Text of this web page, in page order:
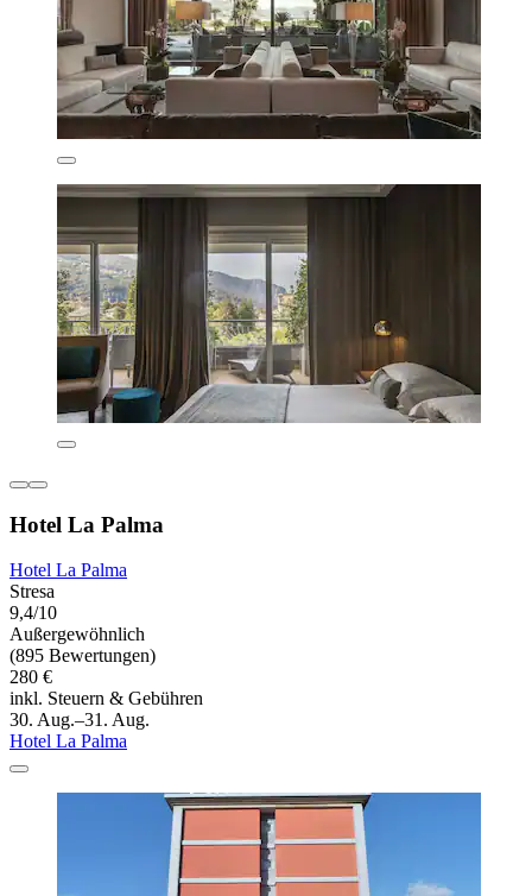
Hotel La Palma
Hotel La Palma
Stresa
9,4/10
Außergewöhnlich
(895 Bewertungen)
280 €
inkl. Steuern & Gebühren
30. Aug.–31. Aug.
Hotel La Palma